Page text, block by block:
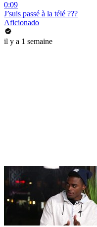
0:09
J’suis passé à la télé ???
Aficionado
il y a 1 semaine